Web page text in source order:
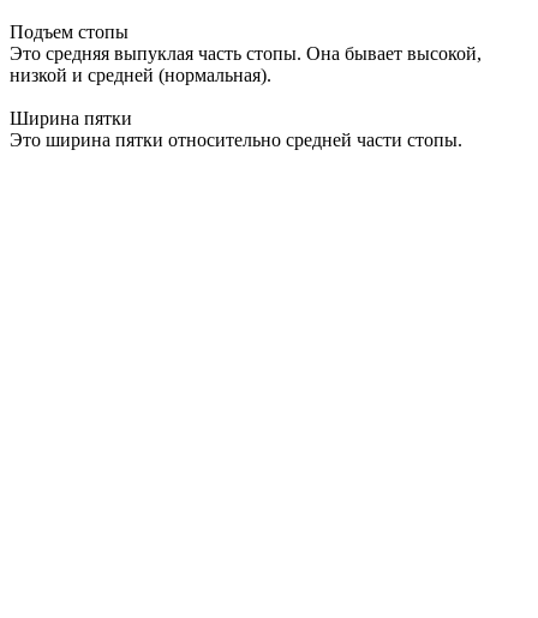
Подъем стопы
Это средняя выпуклая часть стопы. Она бывает высокой,
низкой и средней (нормальная).
Ширина пятки
Это ширина пятки относительно средней части стопы.